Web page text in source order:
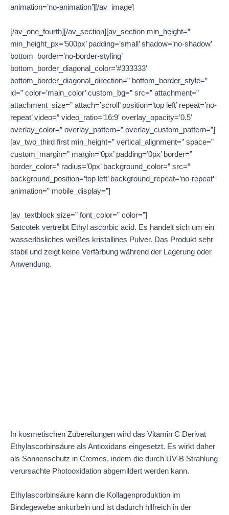
animation=’no-animation’][/av_image]
[/av_one_fourth][/av_section][av_section min_height=”
min_height_px=’500px’ padding=’small’ shadow=’no-shadow’
bottom_border=’no-border-styling’
bottom_border_diagonal_color=’#333333′
bottom_border_diagonal_direction=” bottom_border_style=”
id=” color=’main_color’ custom_bg=” src=” attachment=”
attachment_size=” attach=’scroll’ position=’top left’ repeat=’no-
repeat’ video=” video_ratio=’16:9′ overlay_opacity=’0.5′
overlay_color=” overlay_pattern=” overlay_custom_pattern=”]
[av_two_third first min_height=” vertical_alignment=” space=”
custom_margin=” margin=’0px’ padding=’0px’ border=”
border_color=” radius=’0px’ background_color=” src=”
background_position=’top left’ background_repeat=’no-repeat’
animation=” mobile_display=”]
[av_textblock size=” font_color=” color=”]
Satcotek vertreibt Ethyl ascorbic acid. Es handelt sich um ein
wasserlösliches weißes kristallines Pulver. Das Produkt sehr
stabil und zeigt keine Verfärbung während der Lagerung oder
Anwendung.
In kosmetischen Zubereitungen wird das Vitamin C Derivat
Ethylascorbinsäure als Antioxidans eingesetzt. Es wirkt daher
als Sonnenschutz in Cremes, indem die durch UV-B Strahlung
verursachte Photooxidation abgemildert werden kann.
Ethylascorbinsäure kann die Kollagenproduktion im
Bindegewebe ankurbeln und ist dadurch hilfreich in der